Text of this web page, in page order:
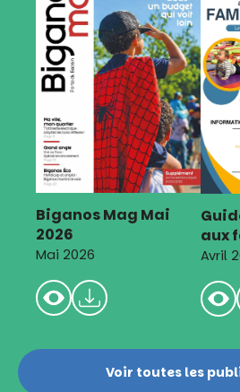
Biganos Mag Mai
2026
Mai 2026
aux
Avril
Voir toutes les